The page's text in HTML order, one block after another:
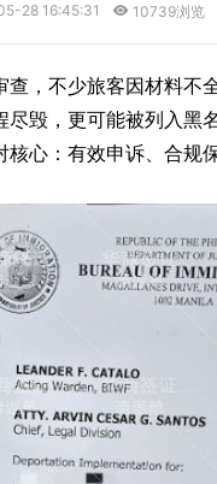
28 16:45:31 10739浏览
查，不少旅客因材料不
毁，更可能被列入黑
心：有效申诉、合规